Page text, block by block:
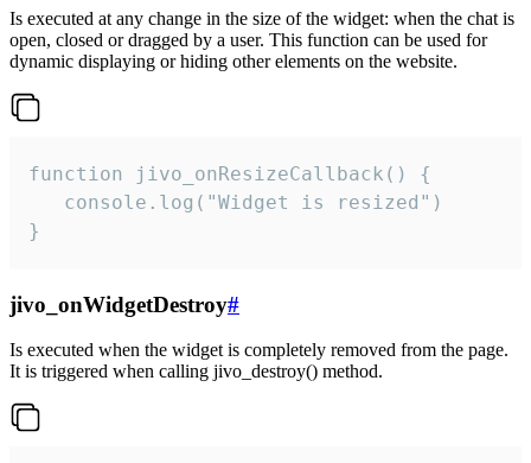
Is executed at any change in the size of the widget: when the chat is
open, closed or dragged by a user. This function can be used for
dynamic displaying or hiding other elements on the website.
function jivo_onResizeCallback() {
   console.log("Widget is resized")
}
jivo_onWidgetDestroy#
Is executed when the widget is completely removed from the page.
It is triggered when calling jivo_destroy() method.